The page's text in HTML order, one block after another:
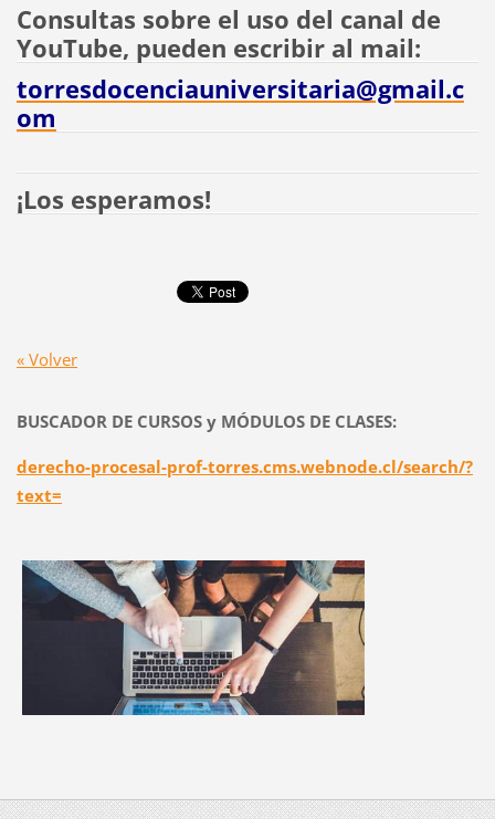
Consultas sobre el uso del canal de
YouTube, pueden escribir al mail:
torresdocenciauniversitaria@gmail.c
om
¡Los esperamos!
« Volver
BUSCADOR DE CURSOS y MÓDULOS DE CLASES:
derecho-procesal-prof-torres.cms.webnode.cl/search/?
text=